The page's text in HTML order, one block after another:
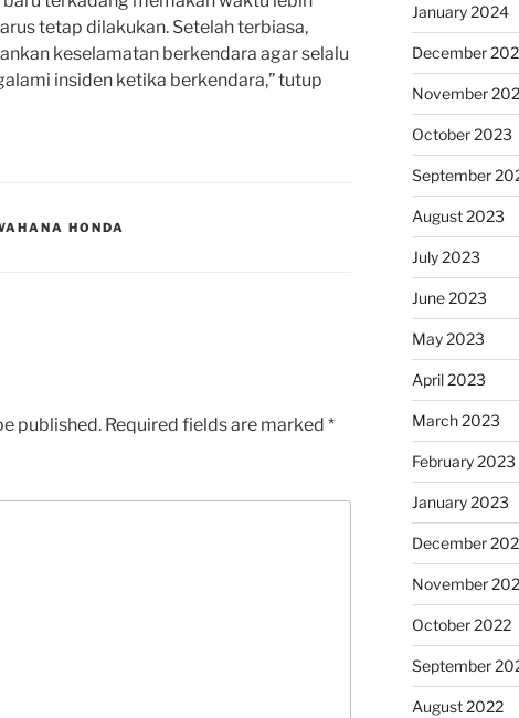
tetap dilakukan. Setelah terbiasa,
keselamatan berkendara agar selalu
insiden ketika berkendara,” tutup
HONDA
published. Required fields are marked *
January 2024
December
November
October 2023
September
August 2023
July 2023
June 2023
May 2023
April 2023
March 2023
February 2023
January 2023
December
November
October 2022
September
August 2022